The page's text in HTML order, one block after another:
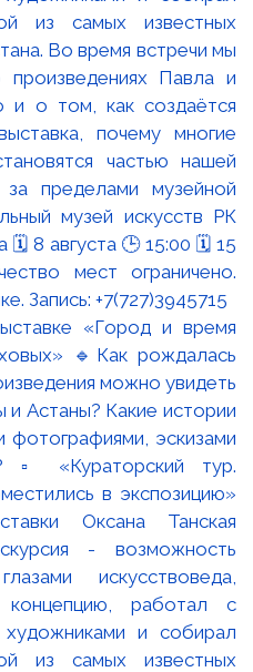
«Город и время
🔹Как рождалась
можно увидеть
и Астаны? Какие истории
фотографиями, эскизами
▫️ «Кураторский тур.
в экспозицию»
Оксана Танская
- возможность
искусствоведа,
работал с
художниками и собирал
из самых известных